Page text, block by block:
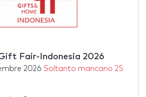
Fair-Indonesia 2026
2026 Soltanto mancano 25